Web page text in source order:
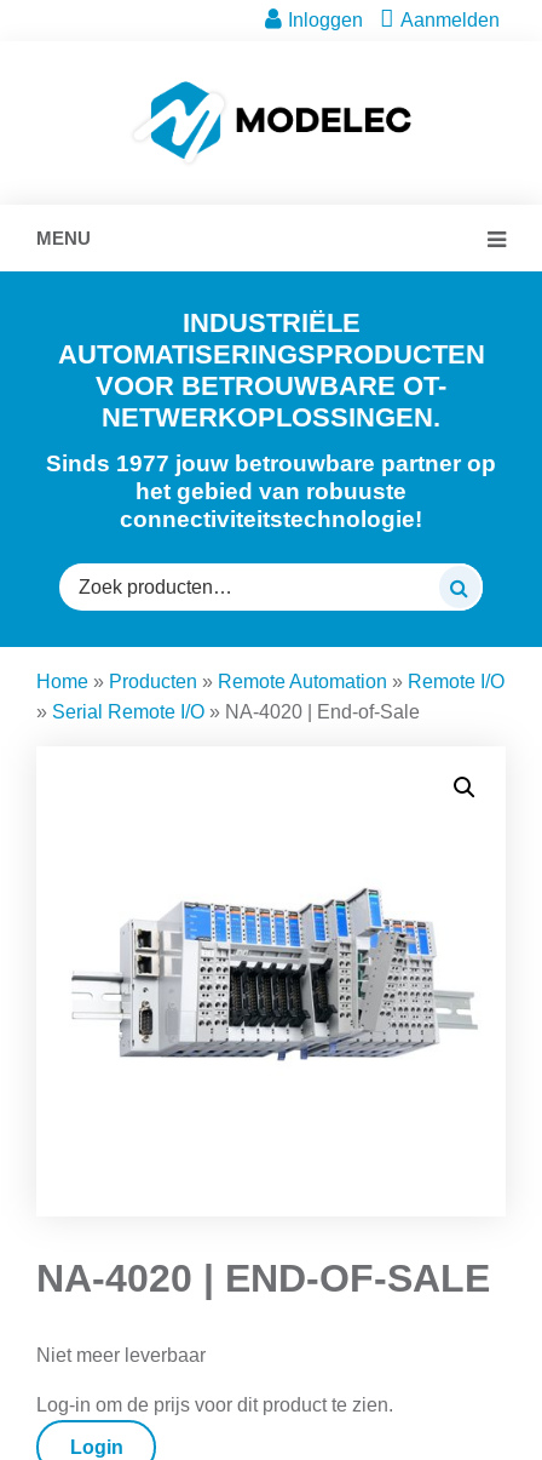
Inloggen Aanmelden
MENU
INDUSTRIËLE
AUTOMATISERINGSPRODUCTEN
VOOR BETROUWBARE OT-
NETWERKOPLOSSINGEN.
Sinds 1977 jouw betrouwbare partner op
het gebied van robuuste
connectiviteitstechnologie!
Zoeken
naar:
Home » Producten » Remote Automation » Remote I/O
» Serial Remote I/O » NA-4020 | End-of-Sale
NA-4020 | END-OF-SALE
Niet meer leverbaar
Log-in om de prijs voor dit product te zien.
Login